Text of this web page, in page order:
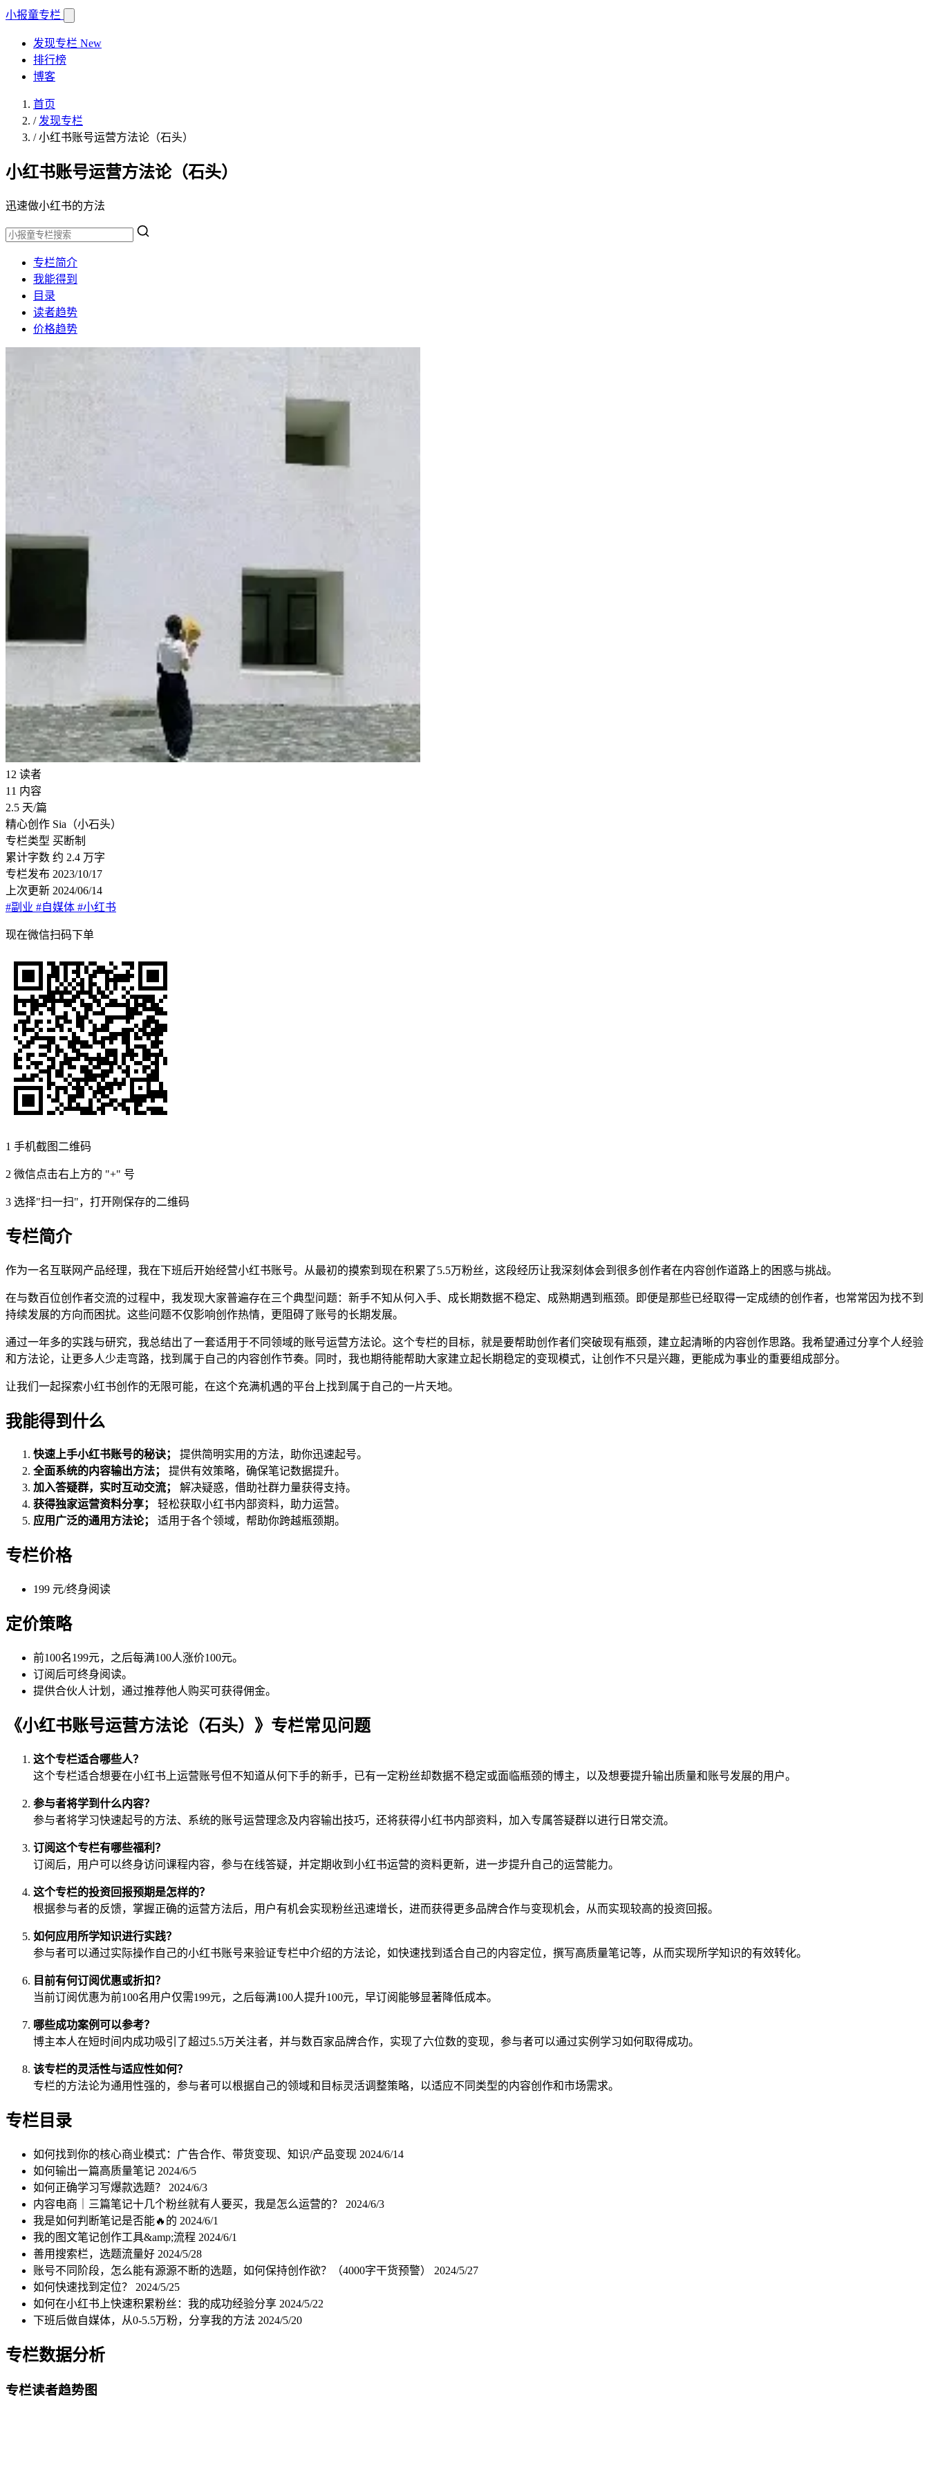
小报童专栏
发现专栏 New
排行榜
博客
首页
/ 发现专栏
/小红书账号运营方法论（石头）
小红书账号运营方法论（石头）
迅速做小红书的方法
专栏简介
我能得到
目录
读者趋势
价格趋势
12 读者
11 内容
2.5 天/篇
精心创作 Sia（小石头）
专栏类型 买断制
累计字数 约 2.4 万字
专栏发布 2023/10/17
上次更新 2024/06/14
#副业 #自媒体 #小红书
现在微信扫码下单
1 手机截图二维码
2 微信点击右上方的 "+" 号
3 选择"扫一扫"，打开刚保存的二维码
专栏简介
作为一名互联网产品经理，我在下班后开始经营小红书账号。从最初的摸索到现在积累了5.5万粉丝，这段经历让我深刻体会到很多创作者在内容创作道路上的困惑与挑战。
在与数百位创作者交流的过程中，我发现大家普遍存在三个典型问题：新手不知从何入手、成长期数据不稳定、成熟期遇到瓶颈。即便是那些已经取得一定成绩的创作者，也常常因为找不到
持续发展的方向而困扰。这些问题不仅影响创作热情，更阻碍了账号的长期发展。
通过一年多的实践与研究，我总结出了一套适用于不同领域的账号运营方法论。这个专栏的目标，就是要帮助创作者们突破现有瓶颈，建立起清晰的内容创作思路。我希望通过分享个人经验
和方法论，让更多人少走弯路，找到属于自己的内容创作节奏。同时，我也期待能帮助大家建立起长期稳定的变现模式，让创作不只是兴趣，更能成为事业的重要组成部分。
让我们一起探索小红书创作的无限可能，在这个充满机遇的平台上找到属于自己的一片天地。
我能得到什么
快速上手小红书账号的秘诀；
提供简明实用的方法，助你迅速起号。
全面系统的内容输出方法；
提供有效策略，确保笔记数据提升。
加入答疑群，实时互动交流；
解决疑惑，借助社群力量获得支持。
获得独家运营资料分享；
轻松获取小红书内部资料，助力运营。
应用广泛的通用方法论；
适用于各个领域，帮助你跨越瓶颈期。
专栏价格
199 元/终身阅读
定价策略
前100名199元，之后每满100人涨价100元。
订阅后可终身阅读。
提供合伙人计划，通过推荐他人购买可获得佣金。
《小红书账号运营方法论（石头）》专栏常见问题
这个专栏适合哪些人？
这个专栏适合想要在小红书上运营账号但不知道从何下手的新手，已有一定粉丝却数据不稳定或面临瓶颈的博主，以及想要提升输出质量和账号发展的用户。
参与者将学到什么内容？
参与者将学习快速起号的方法、系统的账号运营理念及内容输出技巧，还将获得小红书内部资料，加入专属答疑群以进行日常交流。
订阅这个专栏有哪些福利？
订阅后，用户可以终身访问课程内容，参与在线答疑，并定期收到小红书运营的资料更新，进一步提升自己的运营能力。
这个专栏的投资回报预期是怎样的？
根据参与者的反馈，掌握正确的运营方法后，用户有机会实现粉丝迅速增长，进而获得更多品牌合作与变现机会，从而实现较高的投资回报。
如何应用所学知识进行实践？
参与者可以通过实际操作自己的小红书账号来验证专栏中介绍的方法论，如快速找到适合自己的内容定位，撰写高质量笔记等，从而实现所学知识的有效转化。
目前有何订阅优惠或折扣？
当前订阅优惠为前100名用户仅需199元，之后每满100人提升100元，早订阅能够显著降低成本。
哪些成功案例可以参考？
博主本人在短时间内成功吸引了超过5.5万关注者，并与数百家品牌合作，实现了六位数的变现，参与者可以通过实例学习如何取得成功。
该专栏的灵活性与适应性如何？
专栏的方法论为通用性强的，参与者可以根据自己的领域和目标灵活调整策略，以适应不同类型的内容创作和市场需求。
专栏目录
如何找到你的核心商业模式：广告合作、带货变现、知识/产品变现 2024/6/14
如何输出一篇高质量笔记 2024/6/5
如何正确学习写爆款选题？ 2024/6/3
内容电商｜三篇笔记十几个粉丝就有人要买，我是怎么运营的？ 2024/6/3
我是如何判断笔记是否能🔥的 2024/6/1
我的图文笔记创作工具&amp;流程 2024/6/1
善用搜索栏，选题流量好 2024/5/28
账号不同阶段，怎么能有源源不断的选题，如何保持创作欲？（4000字干货预警） 2024/5/27
如何快速找到定位？ 2024/5/25
如何在小红书上快速积累粉丝：我的成功经验分享 2024/5/22
下班后做自媒体，从0-5.5万粉，分享我的方法 2024/5/20
专栏数据分析
专栏读者趋势图